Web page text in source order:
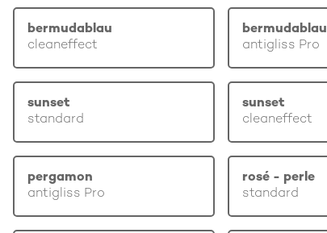
bermudablau
cleaneffect
bermudablau
antigliss Pro
sunset
standard
sunset
cleaneffect
pergamon
antigliss Pro
rosé - perle
standard